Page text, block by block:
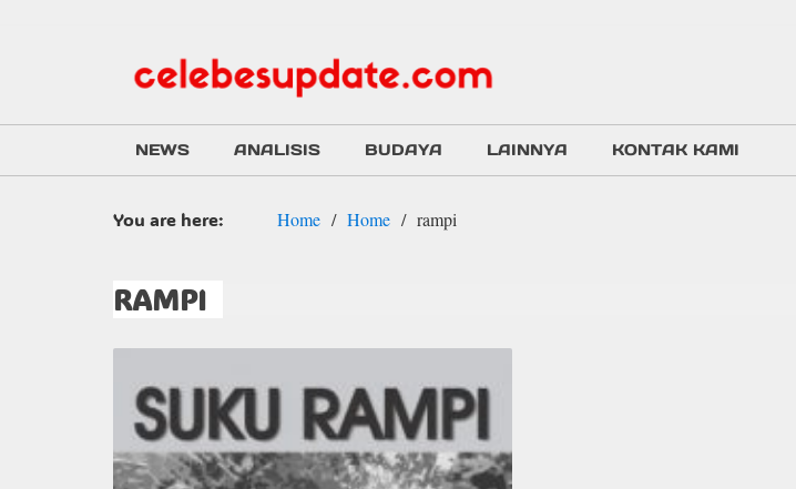
NEWS ANALISIS BUDAYA LAINNYA KONTAK KAMI
You are here: Home Home rampi
RAMPI